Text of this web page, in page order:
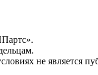
не является